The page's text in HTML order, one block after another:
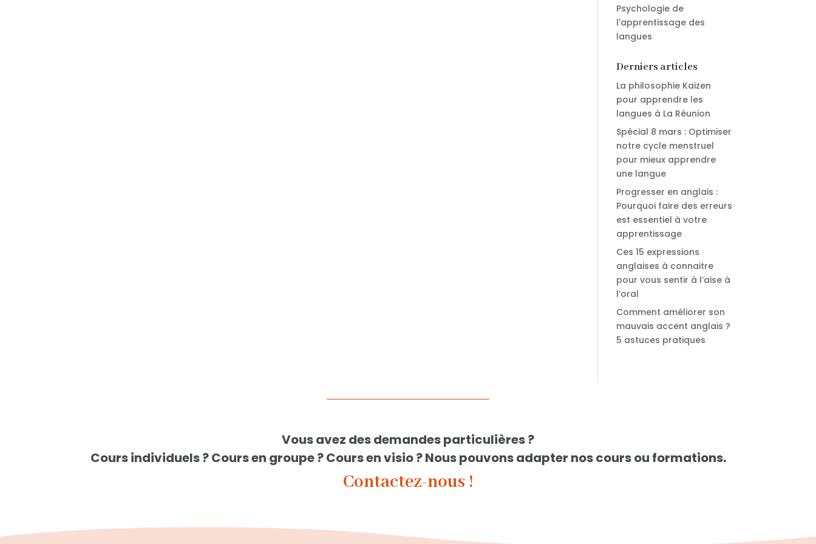
Psychologie de
l'apprentissage des
langues
Derniers articles
La philosophie Kaizen
pour apprendre les
langues à La Réunion
Spécial 8 mars : Optimiser
notre cycle menstruel
pour mieux apprendre
une langue
Progresser en anglais :
Pourquoi faire des erreurs
est essentiel à votre
apprentissage
Ces 15 expressions
anglaises à connaitre
pour vous sentir à l’aise à
l’oral
Comment améliorer son
mauvais accent anglais ?
5 astuces pratiques
Vous avez des demandes particulières ?
Cours individuels ? Cours en groupe ? Cours en visio ? Nous pouvons adapter nos cours ou formations.
Contactez-nous !